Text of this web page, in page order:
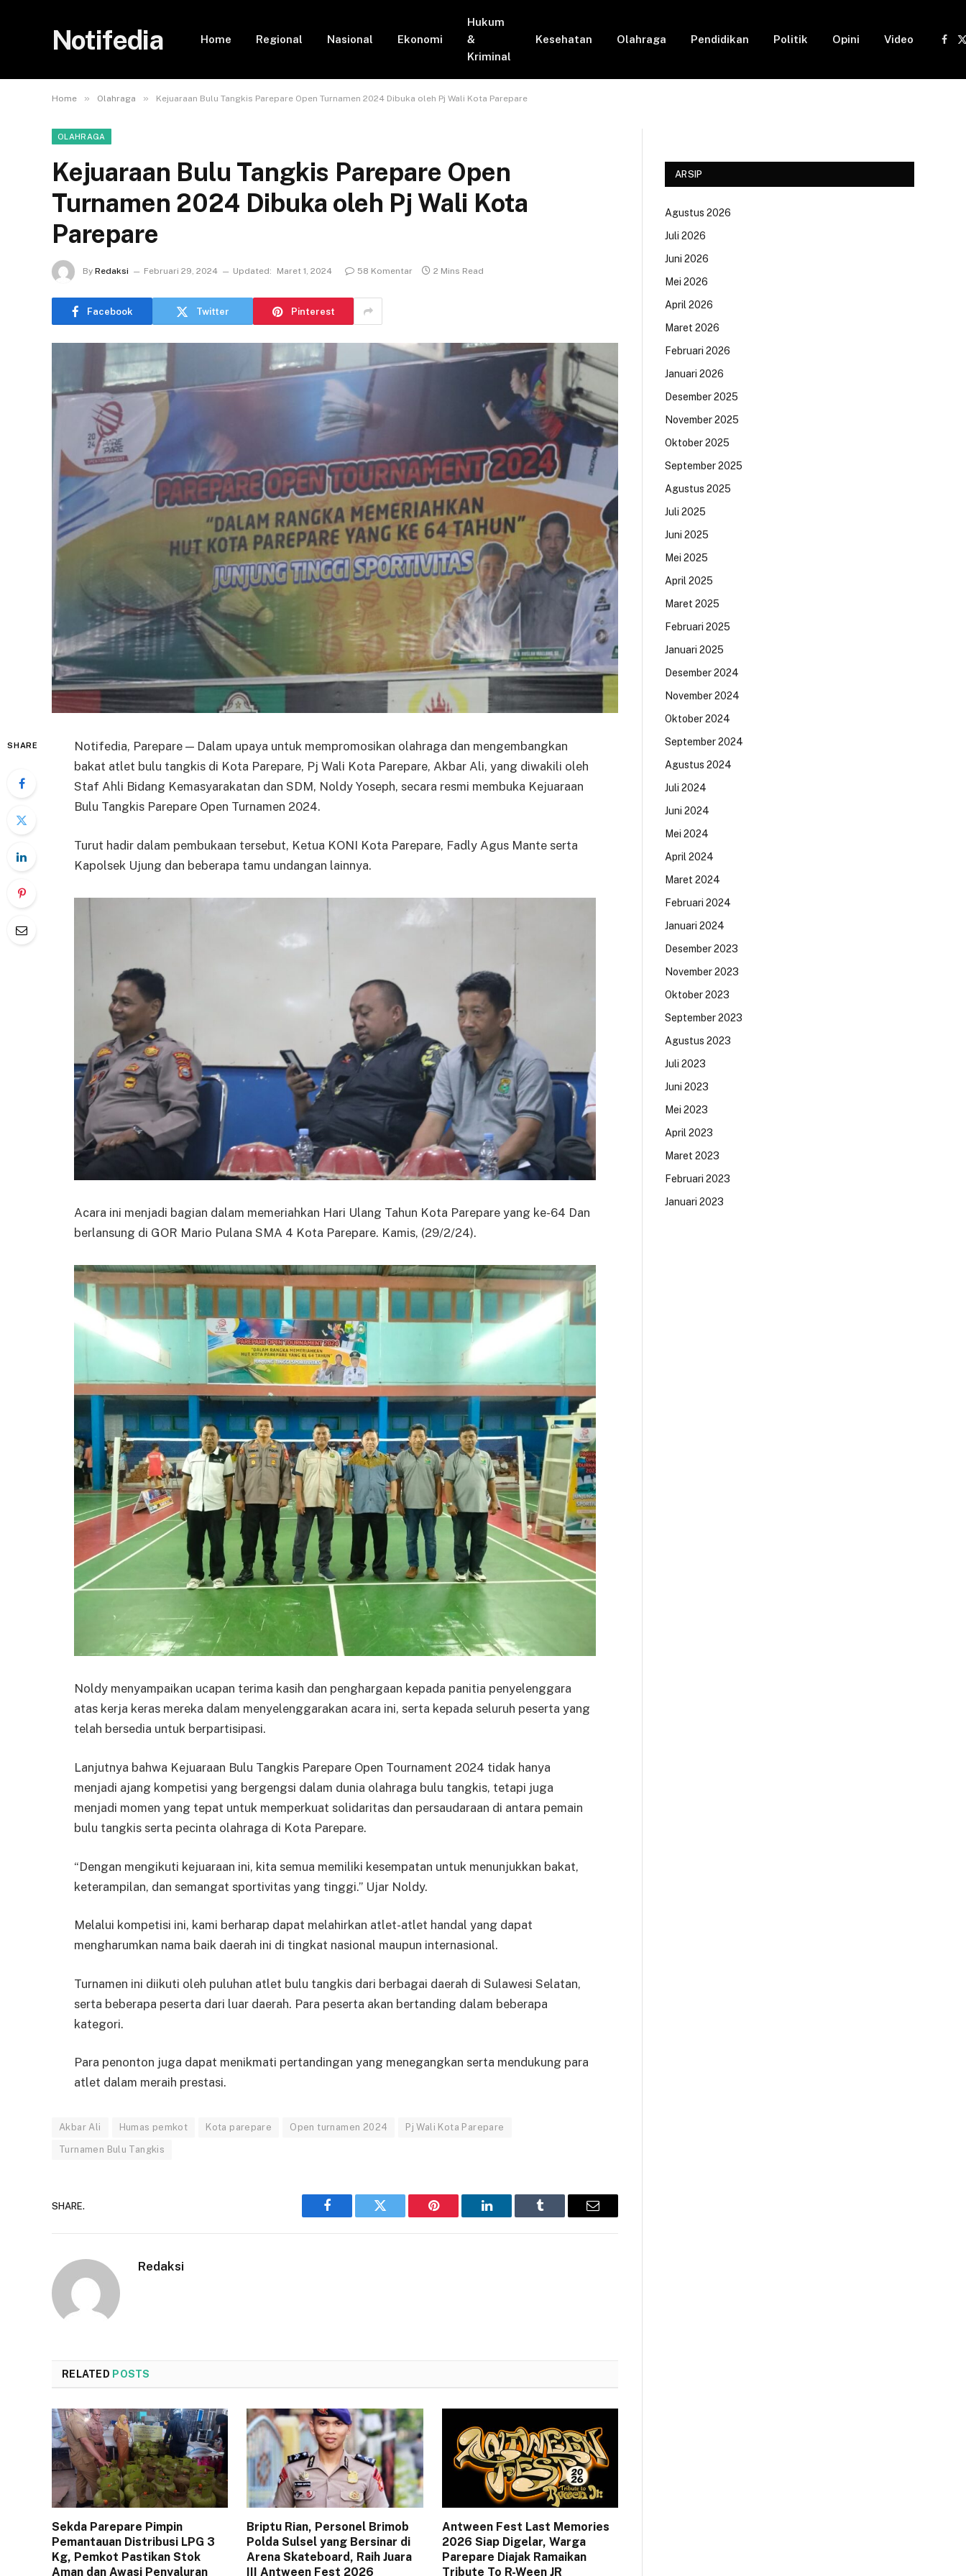
Notifedia Home Regional Nasional Ekonomi
Hukum
&
Kriminal
Kesehatan Olahraga Pendidikan Politik Opini Video
Home » Olahraga » Kejuaraan Bulu Tangkis Parepare Open Turnamen 2024 Dibuka oleh Pj Wali Kota Parepare
OLAHRAGA
Kejuaraan Bulu Tangkis Parepare Open
Turnamen 2024 Dibuka oleh Pj Wali Kota
Parepare
By Redaksi Februari 29, 2024 Updated: Maret 1, 2024 58 Komentar 2 Mins Read
Facebook Twitter Pinterest
SHARE
Notifedia, Parepare — Dalam upaya untuk mempromosikan olahraga dan mengembangkan
bakat atlet bulu tangkis di Kota Parepare, Pj Wali Kota Parepare, Akbar Ali, yang diwakili oleh
Staf Ahli Bidang Kemasyarakatan dan SDM, Noldy Yoseph, secara resmi membuka Kejuaraan
Bulu Tangkis Parepare Open Turnamen 2024.
Turut hadir dalam pembukaan tersebut, Ketua KONI Kota Parepare, Fadly Agus Mante serta
Kapolsek Ujung dan beberapa tamu undangan lainnya.
Acara ini menjadi bagian dalam memeriahkan Hari Ulang Tahun Kota Parepare yang ke-64 Dan
berlansung di GOR Mario Pulana SMA 4 Kota Parepare. Kamis, (29/2/24).
Noldy menyampaikan ucapan terima kasih dan penghargaan kepada panitia penyelenggara
atas kerja keras mereka dalam menyelenggarakan acara ini, serta kepada seluruh peserta yang
telah bersedia untuk berpartisipasi.
Lanjutnya bahwa Kejuaraan Bulu Tangkis Parepare Open Tournament 2024 tidak hanya
menjadi ajang kompetisi yang bergengsi dalam dunia olahraga bulu tangkis, tetapi juga
menjadi momen yang tepat untuk memperkuat solidaritas dan persaudaraan di antara pemain
bulu tangkis serta pecinta olahraga di Kota Parepare.
“Dengan mengikuti kejuaraan ini, kita semua memiliki kesempatan untuk menunjukkan bakat,
keterampilan, dan semangat sportivitas yang tinggi.” Ujar Noldy.
Melalui kompetisi ini, kami berharap dapat melahirkan atlet-atlet handal yang dapat
mengharumkan nama baik daerah ini di tingkat nasional maupun internasional.
Turnamen ini diikuti oleh puluhan atlet bulu tangkis dari berbagai daerah di Sulawesi Selatan,
serta beberapa peserta dari luar daerah. Para peserta akan bertanding dalam beberapa
kategori.
Para penonton juga dapat menikmati pertandingan yang menegangkan serta mendukung para
atlet dalam meraih prestasi.
Akbar Ali Humas pemkot Kota parepare Open turnamen 2024 Pj Wali Kota Parepare
Turnamen Bulu Tangkis
SHARE.
Facebook Twitter Pinterest LinkedIn Tumblr Email
Redaksi
RELATED POSTS
Sekda Parepare Pimpin
Pemantauan Distribusi LPG 3
Kg, Pemkot Pastikan Stok
Aman dan Awasi Penyaluran
Briptu Rian, Personel Brimob
Polda Sulsel yang Bersinar di
Arena Skateboard, Raih Juara
III Antween Fest 2026
Antween Fest Last Memories
2026 Siap Digelar, Warga
Parepare Diajak Ramaikan
Tribute To R-Ween JR
ARSIP
Agustus 2026
Juli 2026
Juni 2026
Mei 2026
April 2026
Maret 2026
Februari 2026
Januari 2026
Desember 2025
November 2025
Oktober 2025
September 2025
Agustus 2025
Juli 2025
Juni 2025
Mei 2025
April 2025
Maret 2025
Februari 2025
Januari 2025
Desember 2024
November 2024
Oktober 2024
September 2024
Agustus 2024
Juli 2024
Juni 2024
Mei 2024
April 2024
Maret 2024
Februari 2024
Januari 2024
Desember 2023
November 2023
Oktober 2023
September 2023
Agustus 2023
Juli 2023
Juni 2023
Mei 2023
April 2023
Maret 2023
Februari 2023
Januari 2023